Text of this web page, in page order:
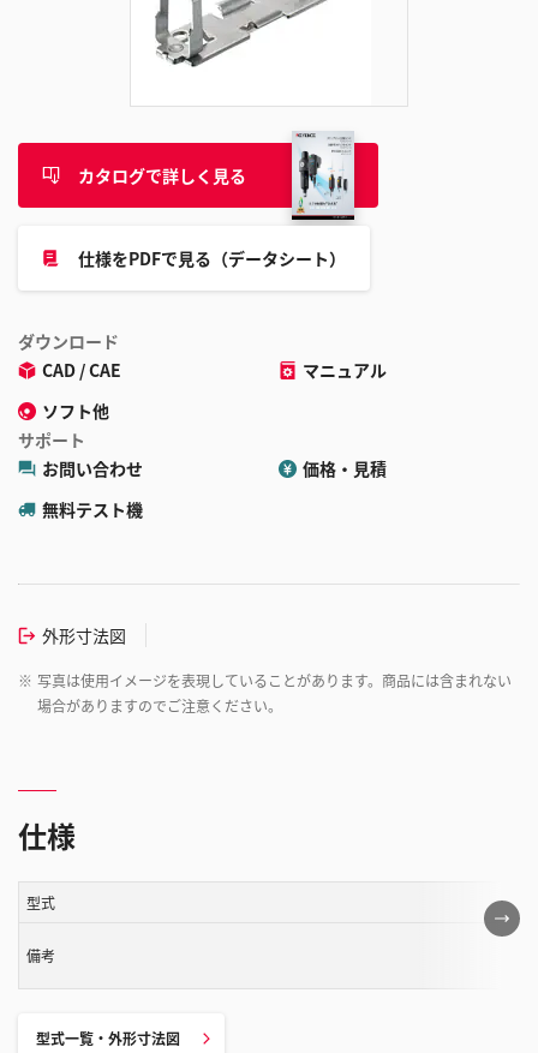
カタログで詳しく見る
仕様をPDFで見る（データシート）
ダウンロード
CAD / CAE
マニュアル
ソフト他
サポート
お問い合わせ
価格・見積
無料テスト機
外形寸法図
※ 写真は使用イメージを表現していることがあります。商品には含まれない
場合がありますのでご注意ください。
仕様
こ
の
型式
備考
型式一覧・外形寸法図